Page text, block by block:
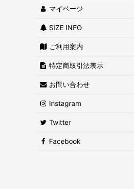
マイページ
SIZE INFO
ご利用案内
特定商取引法表示
お問い合わせ
Instagram
Twitter
Facebook